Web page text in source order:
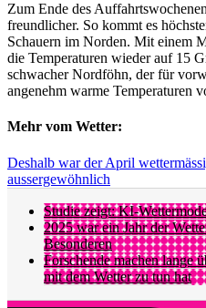
Zum Ende des
freundlicher. So kommt es
Schauern im Norden. Mit einem
die Temperaturen wieder auf 15
schwacher Nordföhn, der für
angenehm warme Temperaturen
Mehr vom Wetter:
Deshalb war der April
aussergewöhnlich
Studie zeigt: KI-
2025 war ein Jahr der
Besonderen
Forschende machen lange
mit dem Wetter zu tun hat